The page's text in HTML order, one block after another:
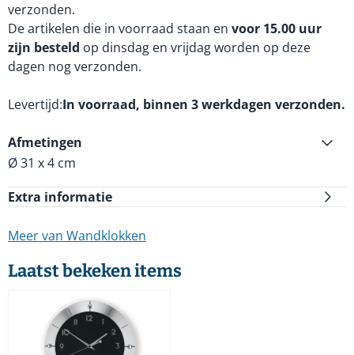
verzonden.
De artikelen die in voorraad staan en voor 15.00 uur
zijn besteld op dinsdag en vrijdag worden op deze
dagen nog verzonden.
Levertijd In voorraad, binnen 3 werkdagen verzonden.
Afmetingen
Ø 31 x 4 cm
Extra informatie
Meer van Wandklokken
Laatst bekeken items